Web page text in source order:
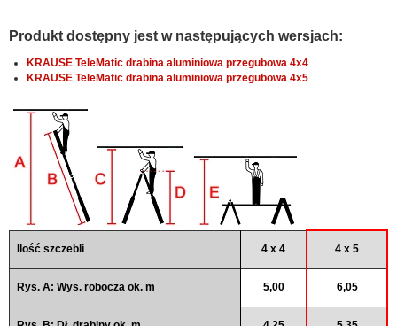
KRAUSE TeleMatic drabina aluminiowa przegubowa 4x5
Ilość szczebli 4 x 4
Rys. A: Wys. robocza ok. m 5,00 6,05
Rys. B: Dł. drabiny ok. m 4,25 5,35
Rys. C: Wys. robocza ok. m 3,35 3,90